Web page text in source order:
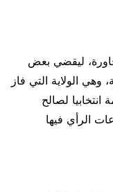
ليقضي بعض
وهي الولاية التي فاز
محسومة انتخابيا لصالح
الرأي فيها